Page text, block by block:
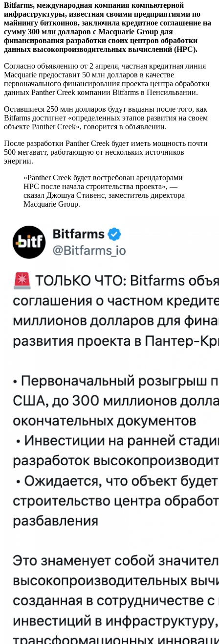
Bitfarms, международная компания компьютерной
инфраструктуры, известная своими предприятиями по
майнингу биткоинов, заключила кредитное соглашение на
сумму 300 млн долларов с Macquarie Group для
финансирования разработки своих центров обработки
данных высокопроизводительных вычислений (HPC).
Согласно объявлению от 2 апреля, частная кредитная линия
Macquarie предоставит 50 млн долларов в качестве
первоначального финансирования проекта центра обработки
данных Panther Creek компании Bitfarms в Пенсильвании.
Оставшиеся 250 млн долларов будут выданы после того, как
Bitfarms достигнет «определенных этапов развития на своем
объекте Panther Creek», говорится в объявлении.
После разработки Panther Creek будет иметь мощность почти
500 мегаватт, работающую от нескольких источников
энергии.
«Panther Creek будет востребован арендаторами
HPC после начала строительства проекта», —
сказал Джошуа Стивенс, заместитель директора
Macquarie Group.